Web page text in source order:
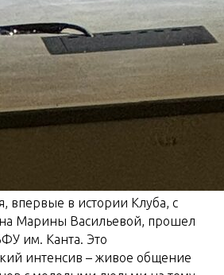
впервые в истории Клуба, с
Марины Васильевой, прошел
им. Канта. Это
интенсив – живое общение